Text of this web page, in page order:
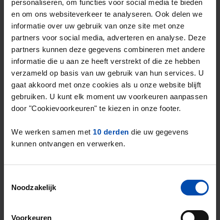
personaliseren, om functies voor social media te bieden
en om ons websiteverkeer te analyseren. Ook delen we
informatie over uw gebruik van onze site met onze
partners voor social media, adverteren en analyse. Deze
partners kunnen deze gegevens combineren met andere
informatie die u aan ze heeft verstrekt of die ze hebben
verzameld op basis van uw gebruik van hun services. U
gaat akkoord met onze cookies als u onze website blijft
gebruiken. U kunt elk moment uw voorkeuren aanpassen
door "Cookievoorkeuren" te kiezen in onze footer.
We werken samen met 10 derden die uw gegevens
kunnen ontvangen en verwerken.
Noodzakelijk
Voorkeuren
vrije sector.
Overzicht huurprijzen & aanbod in
Helmond (Q2-2026)
Type huuraanbod Helmond €/m2
Alle types 20,10
Sociale huur** 30,51 28,95
-